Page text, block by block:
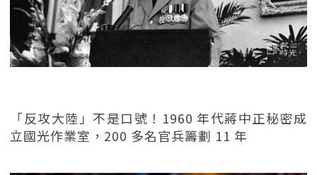
「反攻大陸」不是口號！1960 年代蔣中正秘密成
立國光作業室，200 多名官兵籌劃 11 年